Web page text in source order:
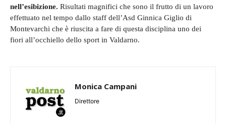
nell’esibizione. Risultati magnifici che sono il frutto di un lavoro
effettuato nel tempo dallo staff dell’Asd Ginnica Giglio di
Montevarchi che è riuscita a fare di questa disciplina uno dei
fiori all’occhiello dello sport in Valdarno.
Monica Campani
Direttore